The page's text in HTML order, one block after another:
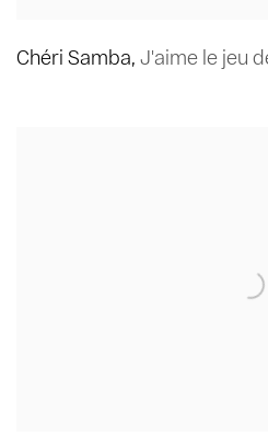
Chéri Samba, J'aime le jeu